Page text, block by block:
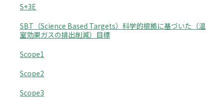
S+3E
SBT（Science Based Targets）科学的根拠に基づいた（温
室効果ガスの排出削減）目標
Scope1
Scope2
Scope3